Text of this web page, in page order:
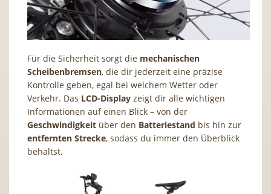
Für die Sicherheit sorgt die mechanischen
Scheibenbremsen, die dir jederzeit eine präzise
Kontrolle geben, egal bei welchem Wetter oder
Verkehr. Das LCD-Display zeigt dir alle wichtigen
Informationen auf einen Blick – von der
Geschwindigkeit über den Batteriestand bis hin zur
entfernten Strecke, sodass du immer den Überblick
behältst.